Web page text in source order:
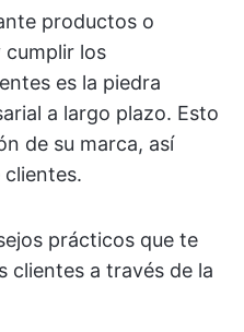
productos o
cumplir los
es la piedra
a largo plazo. Esto
de su marca, así
prácticos que te
clientes a través de la